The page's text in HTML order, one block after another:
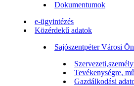
Dokumentumok
e-ügyintézés
Közérdekű adatok
Sajószentpéter Városi
Tevékenységre,
Gazdálkodási